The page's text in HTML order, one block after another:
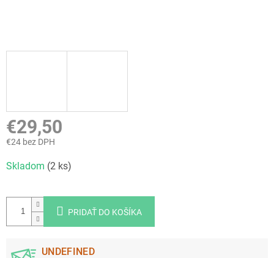
€29,50
€24 bez DPH
cena:
Skladom (2 ks)
PRIDAŤ DO KOŠÍKA
UNDEFINED